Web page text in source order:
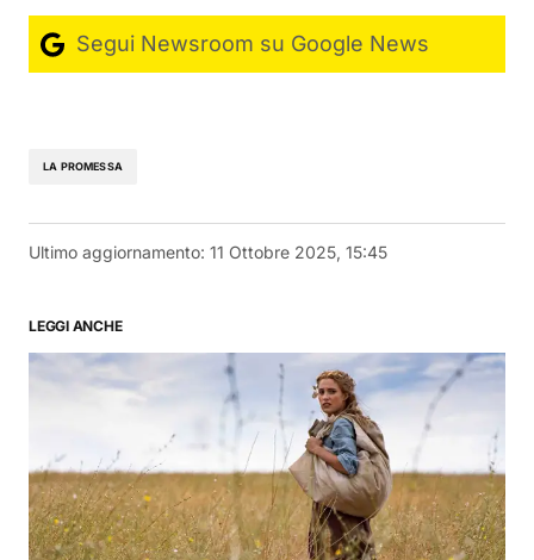
Segui Newsroom su Google News
LA PROMESSA
Ultimo aggiornamento: 11 Ottobre 2025, 15:45
LEGGI ANCHE